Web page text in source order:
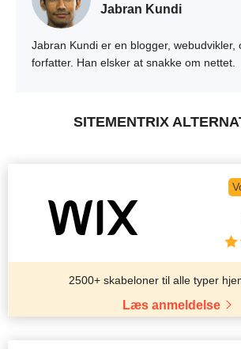
Jabran Kundi
Jabran Kundi er en blogger, webudvikler,
forfatter. Han elsker at snakke om nettet.
SITEMENTRIX
2500+ skabeloner til alle typer
Læs anmeldelse